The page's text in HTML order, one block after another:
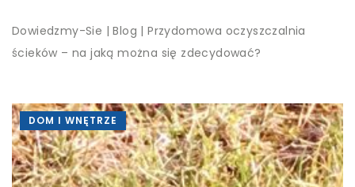
Dowiedzmy-Sie |Blog |Przydomowa oczyszczalnia
ścieków – na jaką można się zdecydować?
DOM I WNĘTRZE